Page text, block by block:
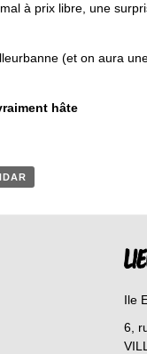
à prix libre, une
(et on aura
hâte
Ile
6,